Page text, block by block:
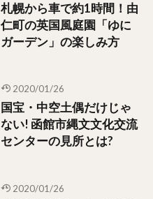
札幌から車で約1時間！由
仁町の英国風庭園「ゆに
ガーデン」の楽しみ方
2020/01/26
国宝・中空土偶だけじゃ
ない! 函館市縄文文化交流
センターの見所とは?
2020/01/26